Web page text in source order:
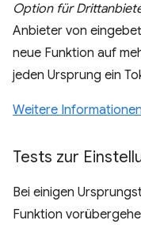
Option für
Anbieter von
neue Funktion auf
jeden Ursprung ein
Weitere
Tests zur
Bei einigen
Funktion